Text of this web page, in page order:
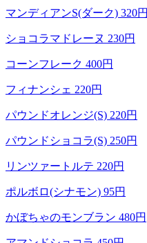
マンディアンS(ダーク) 320円
ショコラマドレーヌ 230円
コーンフレーク 400円
フィナンシェ 220円
パウンドオレンジ(S) 220円
パウンドショコラ(S) 250円
リンツァートルテ 220円
ポルボロ(シナモン) 95円
かぼちゃのモンブラン 480円